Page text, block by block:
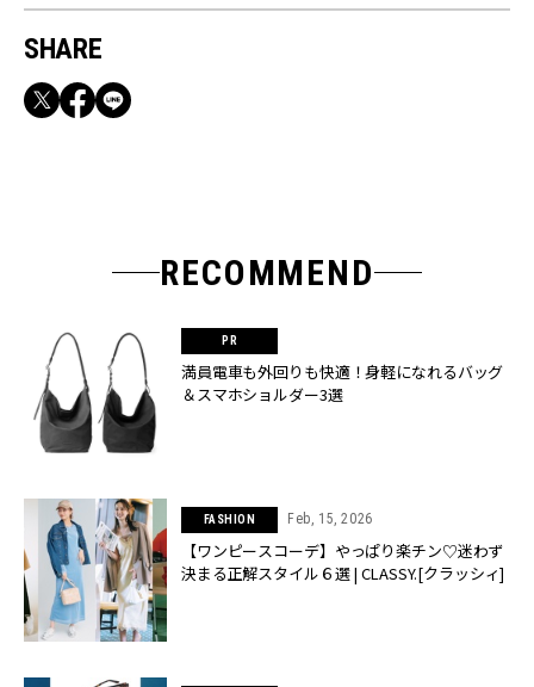
SHARE
RECOMMEND
満員電車も外回りも快適！身軽になれるバッグ
＆スマホショルダー3選
FASHION Feb, 15, 2026
【ワンピースコーデ】やっぱり楽チン♡迷わず
決まる正解スタイル６選 | CLASSY.[クラッシィ]